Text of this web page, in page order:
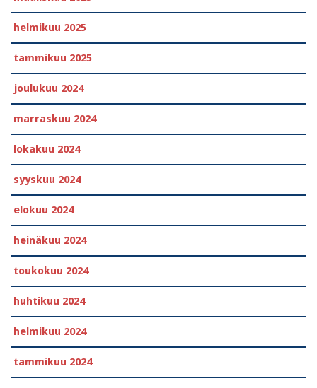
helmikuu 2025
tammikuu 2025
joulukuu 2024
marraskuu 2024
lokakuu 2024
syyskuu 2024
elokuu 2024
heinäkuu 2024
toukokuu 2024
huhtikuu 2024
helmikuu 2024
tammikuu 2024